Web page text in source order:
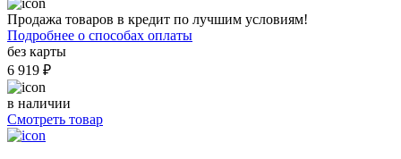
Продажа товаров в кредит по лучшим условиям!
Подробнее о способах оплаты
без карты
6 919 ₽
в наличии
Смотреть товар